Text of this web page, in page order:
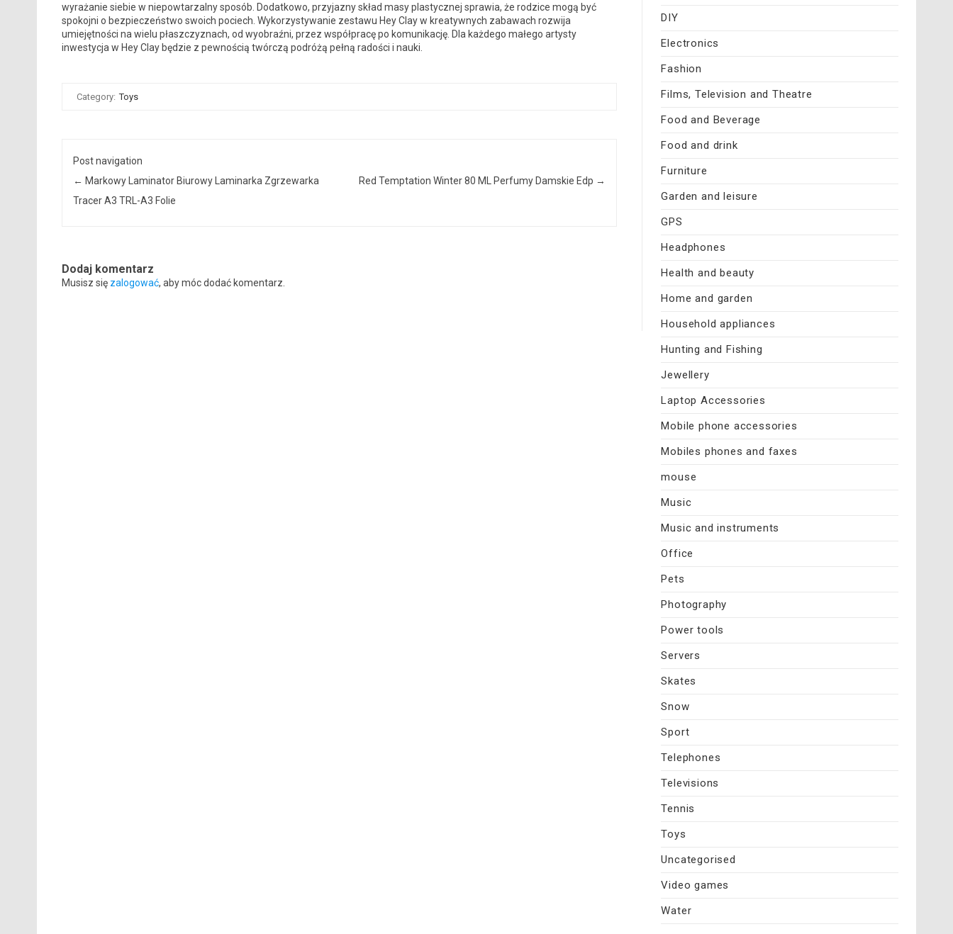
wyrażanie siebie w niepowtarzalny sposób. Dodatkowo, przyjazny skład masy plastycznej sprawia, że rodzice mogą być
spokojni o bezpieczeństwo swoich pociech. Wykorzystywanie zestawu Hey Clay w kreatywnych zabawach rozwija
umiejętności na wielu płaszczyznach, od wyobraźni, przez współpracę po komunikację. Dla każdego małego artysty
inwestycja w Hey Clay będzie z pewnością twórczą podróżą pełną radości i nauki.
Category: Toys
Post navigation
← Markowy Laminator Biurowy Laminarka Zgrzewarka
Tracer A3 TRL-A3 Folie
Red Temptation Winter 80 ML Perfumy Damskie Edp →
Dodaj komentarz
Musisz się zalogować, aby móc dodać komentarz.
DIY
Electronics
Fashion
Films, Television and Theatre
Food and Beverage
Food and drink
Furniture
Garden and leisure
GPS
Headphones
Health and beauty
Home and garden
Household appliances
Hunting and Fishing
Jewellery
Laptop Accessories
Mobile phone accessories
Mobiles phones and faxes
mouse
Music
Music and instruments
Office
Pets
Photography
Power tools
Servers
Skates
Snow
Sport
Telephones
Televisions
Tennis
Toys
Uncategorised
Video games
Water